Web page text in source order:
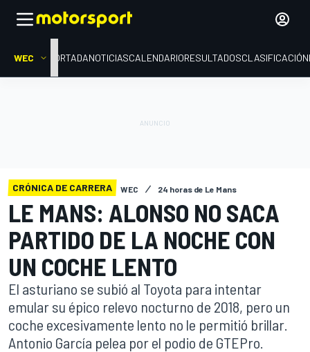
WEC PORTADANOTICIASCALENDARIORESULTADOSCLASIFICACIÓN
CRÓNICA DE CARRERA WEC 24 horas de Le Mans
LE MANS: ALONSO NO SACA
PARTIDO DE LA NOCHE CON
UN COCHE LENTO
El asturiano se subió al Toyota para intentar
emular su épico relevo nocturno de 2018, pero un
coche excesivamente lento no le permitió brillar.
Antonio García pelea por el podio de GTEPro.